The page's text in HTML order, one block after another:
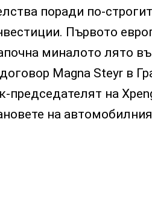
поради по-
Първото
миналото лято
Magna Steyr в
председателят на
на